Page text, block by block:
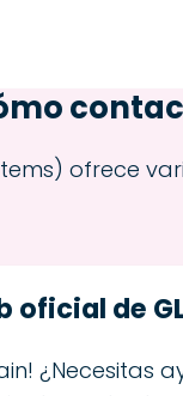
ofrece
oficial de
¿Necesitas